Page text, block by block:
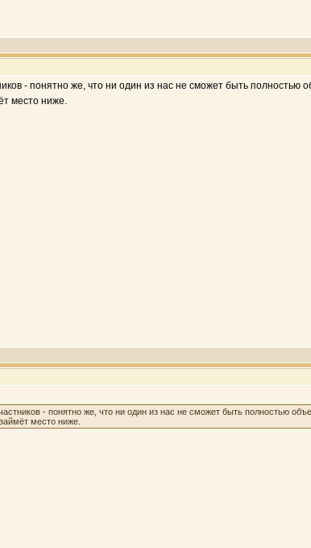
- понятно же, что ни один из нас не сможет быть
место ниже.
- понятно же, что ни один из нас не сможет быть полностью
место ниже.